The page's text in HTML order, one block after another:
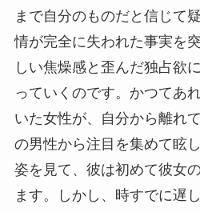
まで自分のものだと信じて
情が完全に失われた事実を
しい焦燥感と歪んだ独占欲
っていくのです。かつてあ
いた女性が、自分から離れ
の男性から注目を集めて眩
姿を見て、彼は初めて彼女
ます。しかし、時すでに遅